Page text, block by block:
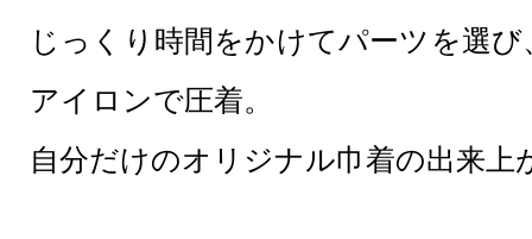
じっくり時間をかけてパーツを選
アイロンで圧着。
自分だけのオリジナル巾着の出来上